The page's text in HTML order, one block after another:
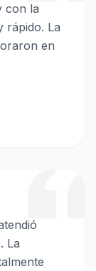
con la
rápido. La
en
La